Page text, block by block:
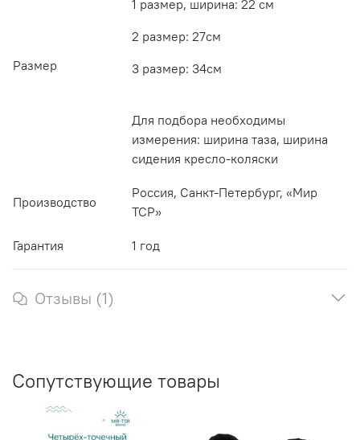
Размер
1 размер, ширина: 22 см
2 размер: 27см
3 размер: 34см
Для подбора необходимы
измерения: ширина таза, ширина
сидения кресло-коляски
Производство
Россия, Санкт-Петербург, «Мир
ТСР»
Гарантия 1 год
Отзывы (1)
Сопутствующие товары